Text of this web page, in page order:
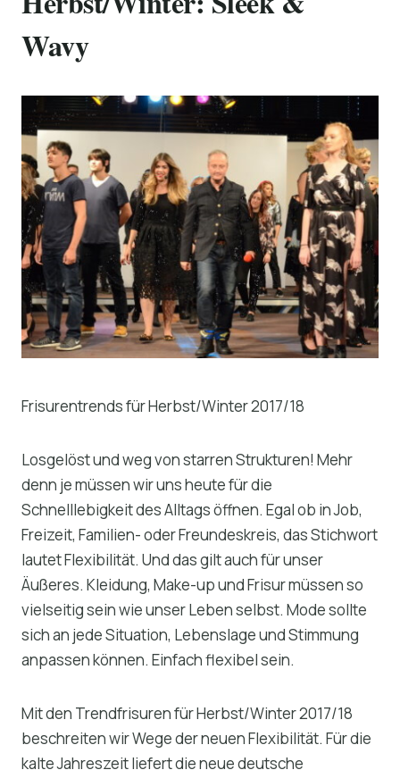
Wavy
Frisurentrends für Herbst/Winter 2017/18
Losgelöst und weg von starren Strukturen! Mehr
denn je müssen wir uns heute für die
Schnelllebigkeit des Alltags öffnen. Egal ob in Job,
Freizeit, Familien- oder Freundeskreis, das Stichwort
lautet Flexibilität. Und das gilt auch für unser
Äußeres. Kleidung, Make-up und Frisur müssen so
vielseitig sein wie unser Leben selbst. Mode sollte
sich an jede Situation, Lebenslage und Stimmung
anpassen können. Einfach flexibel sein.
Mit den Trendfrisuren für Herbst/Winter 2017/18
beschreiten wir Wege der neuen Flexibilität. Für die
kalte Jahreszeit liefert die neue deutsche